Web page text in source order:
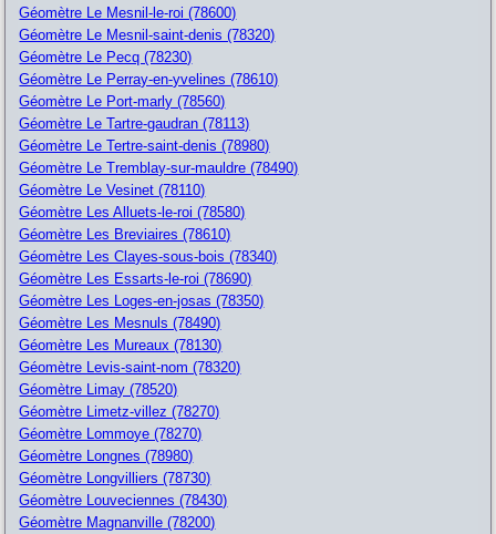
Géomètre Le Mesnil-le-roi (78600)
Géomètre Le Mesnil-saint-denis (78320)
Géomètre Le Pecq (78230)
Géomètre Le Perray-en-yvelines (78610)
Géomètre Le Port-marly (78560)
Géomètre Le Tartre-gaudran (78113)
Géomètre Le Tertre-saint-denis (78980)
Géomètre Le Tremblay-sur-mauldre (78490)
Géomètre Le Vesinet (78110)
Géomètre Les Alluets-le-roi (78580)
Géomètre Les Breviaires (78610)
Géomètre Les Clayes-sous-bois (78340)
Géomètre Les Essarts-le-roi (78690)
Géomètre Les Loges-en-josas (78350)
Géomètre Les Mesnuls (78490)
Géomètre Les Mureaux (78130)
Géomètre Levis-saint-nom (78320)
Géomètre Limay (78520)
Géomètre Limetz-villez (78270)
Géomètre Lommoye (78270)
Géomètre Longnes (78980)
Géomètre Longvilliers (78730)
Géomètre Louveciennes (78430)
Géomètre Magnanville (78200)